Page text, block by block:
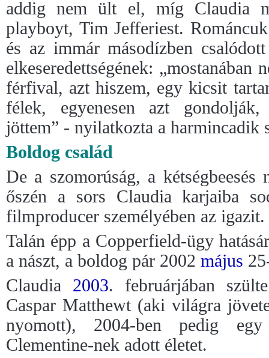
addig nem ült el, míg Claudia
playboyt, Tim Jefferiest.
és az immár másodízben
elkeseredettségének: „mostanában
férfival, azt hiszem, egy kicsit
félek, egyenesen azt
jöttem” - nyilatkozta a harmincadik
Boldog család
De a szomorúság, a
őszén a sors Claudia karjaiba
filmproducer személyében az igazit.
Talán épp a Copperfield-ügy
a nászt, a boldog pár 2002 május
Claudia 2003. februárjában
Caspar Matthewt (aki világra
nyomott), 2004-ben pedig egy
Clementine-nek adott életet.